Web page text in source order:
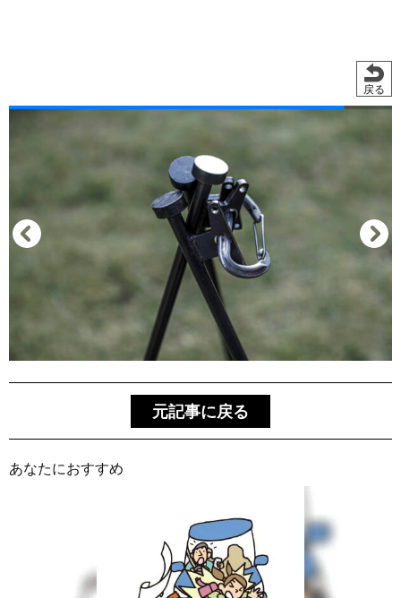
戻る
元記事に戻る
あなたにおすすめ